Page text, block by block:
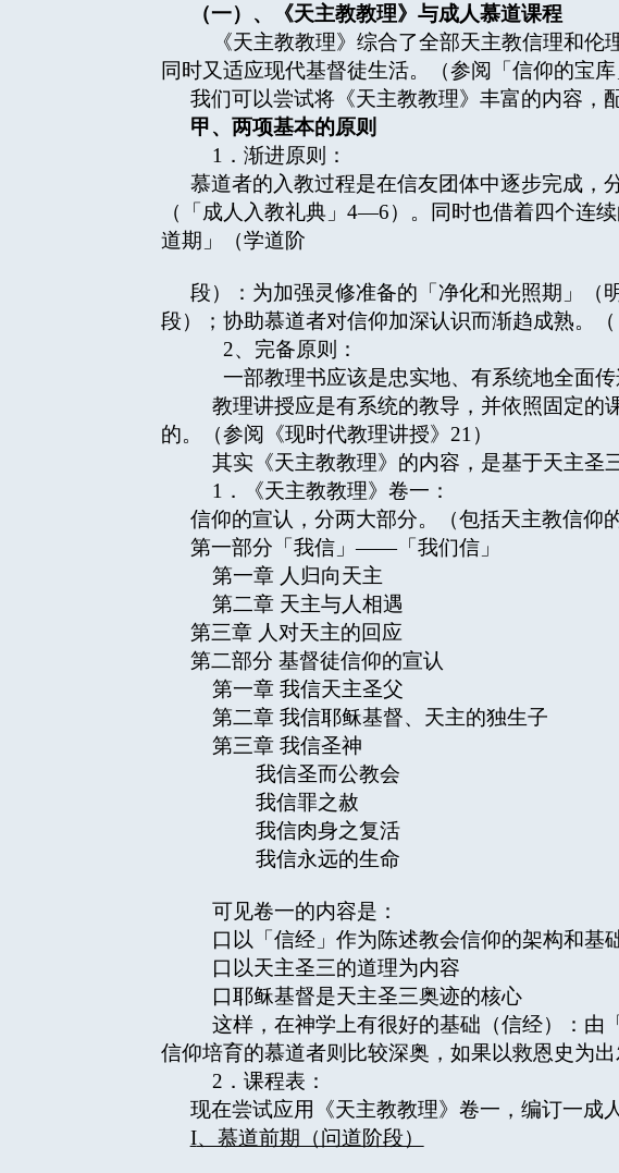
（一）、《天主教教理》与成人慕道课程
《天主教教理》综合了全部天主教信理和伦
同时又适应现代基督徒生活。（参阅「信仰的宝库
我们可以尝试将《天主教教理》丰富的内容，
甲、两项基本的原则
1．渐进原则：
慕道者的入教过程是在信友团体中逐步完成，
（「成人入教礼典」4—6）。同时也借着四个连
道期」（学道阶
段）：为加强灵修准备的「净化和光照期」（
段）；协助慕道者对信仰加深认识而渐趋成熟。
2、完备原则：
一部教理书应该是忠实地、有系统地全面
教理讲授应是有系统的教导，并依照固定的
的。（参阅《现时代教理讲授》21）
其实《天主教教理》的内容，是基于天主圣
1．《天主教教理》卷一：
信仰的宣认，分两大部分。（包括天主教信仰
第一部分「我信」——「我们信」
第一章 人归向天主
第二章 天主与人相遇
第三章 人对天主的回应
第二部分 基督徒信仰的宣认
第一章 我信天主圣父
第二章 我信耶稣基督、天主的独生子
第三章 我信圣神
我信圣而公教会
我信罪之赦
我信肉身之复活
我信永远的生命
可见卷一的内容是：
口以「信经」作为陈述教会信仰的架构和基
口以天主圣三的道理为内容
口耶稣基督是天主圣三奥迹的核心
这样，在神学上有很好的基础（信经）：由
信仰培育的慕道者则比较深奥，如果以救恩史为
2．课程表：
现在尝试应用《天主教教理》卷一，编订一成
I、慕道前期（问道阶段）